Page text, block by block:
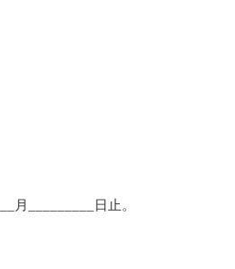
月_________日止。